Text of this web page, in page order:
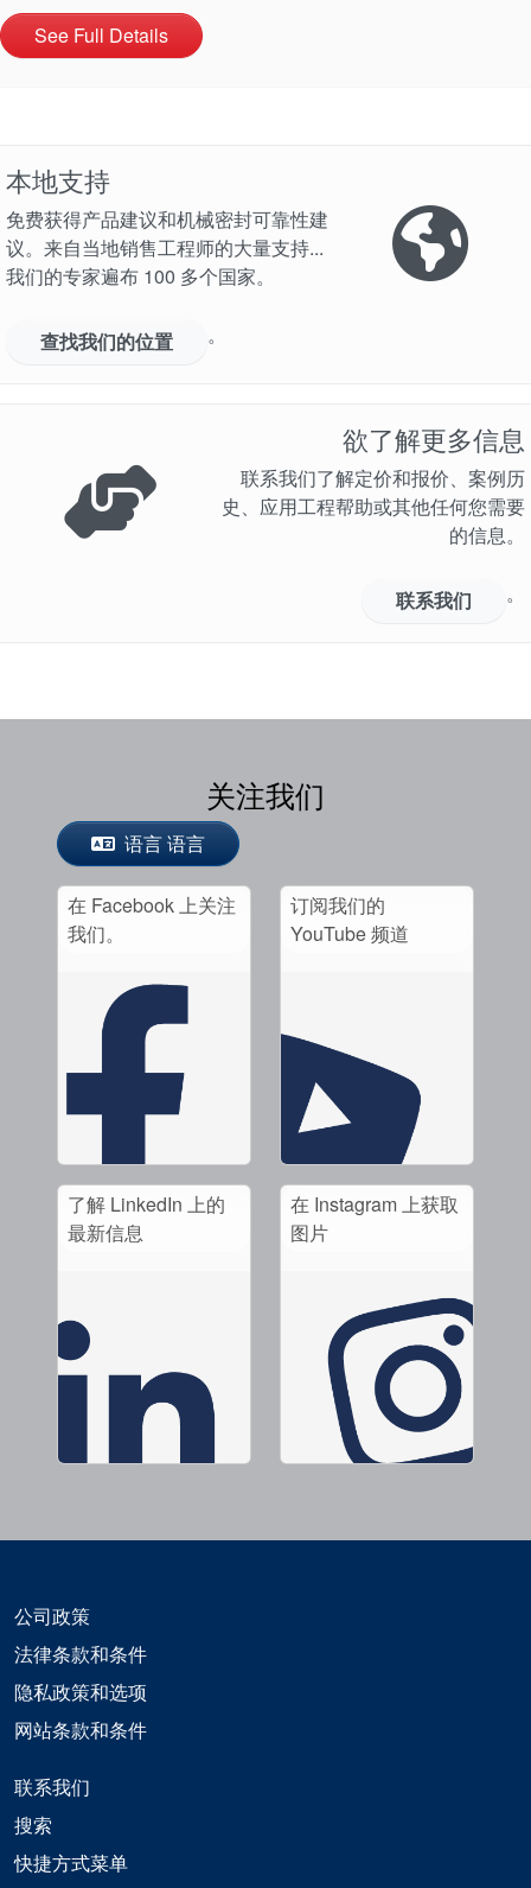
See Full Details
本地支持
免费获得产品建议和机械密封可靠性建
议。来自当地销售工程师的大量支持...
我们的专家遍布 100 多个国家。
查找我们的位置 。
欲了解更多信息
联系我们了解定价和报价、案例历
史、应用工程帮助或其他任何您需要
的信息。
联系我们 。
关注我们
语言 语言
在 Facebook 上关注
我们。
订阅我们的
YouTube 频道
了解 LinkedIn 上的
最新信息
在 Instagram 上获取
图片
公司政策
法律条款和条件
隐私政策和选项
网站条款和条件
联系我们
搜索
快捷方式菜单